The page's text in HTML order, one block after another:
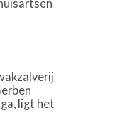
ligt het